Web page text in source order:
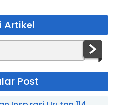
Artikel
Post